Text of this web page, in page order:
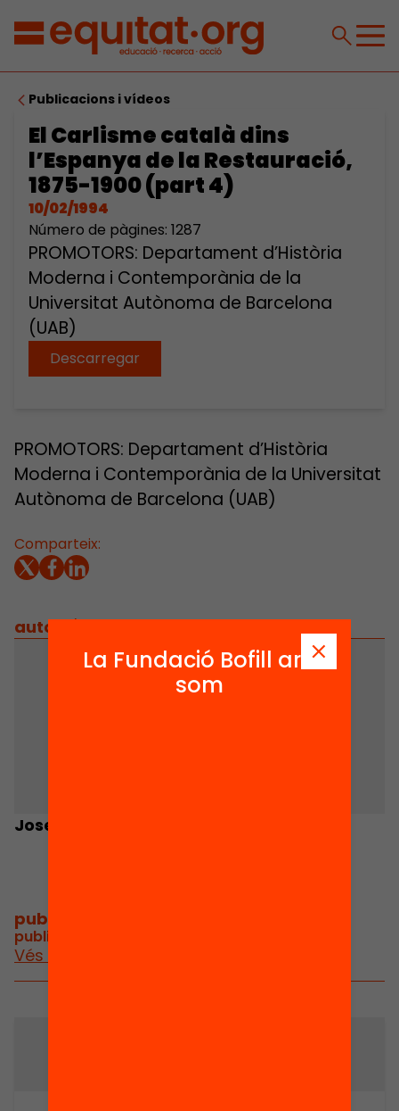
Publicacions i vídeos
El Carlisme català dins
l’Espanya de la Restauració,
1875-1900 (part 4)
10/02/1994
Número de pàgines: 1287
PROMOTORS: Departament d’Història
Moderna i Contemporània de la
Universitat Autònoma de Barcelona
(UAB)
Descarregar
Comparteix:
PROMOTORS: Departament d’Història
Moderna i Contemporània de la Universitat
Autònoma de Barcelona (UAB)
autors/equip implicat
Josep M. Fradera
publicacions i vídeos
publicacions i vídeos relacionats
Vés a publicacions i vídeos
La Fundació Bofill ara
som